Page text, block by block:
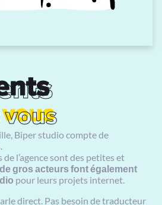
Biper studio compte de
l’agence sont des petites et
de gros acteurs font également
pour leurs projets internet.
direct. Pas besoin de traducteur